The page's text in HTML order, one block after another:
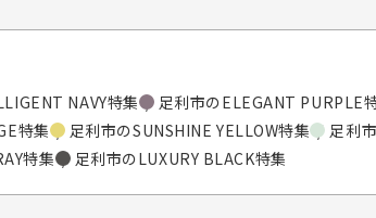
NAVY特集
足利市のELEGANT PURPLE
特集 足利市のSUNSHINE YELLOW特集
足利
特集 足利市のLUXURY BLACK特集